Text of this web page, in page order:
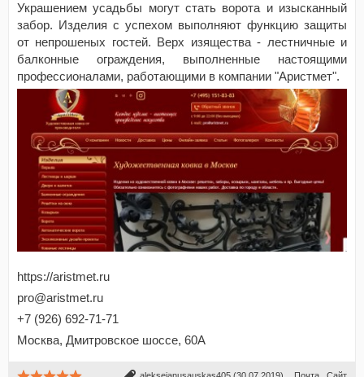
Украшением усадьбы могут стать ворота и изысканный
забор. Изделия с успехом выполняют функцию защиты
от непрошеных гостей. Верх изящества - лестничные и
балконные ограждения, выполненные настоящими
профессионалами, работающими в компании "Аристмет".
https://aristmet.ru
pro@aristmet.ru
+7 (926) 692-71-71
Москва, Дмитровское шоссе, 60А